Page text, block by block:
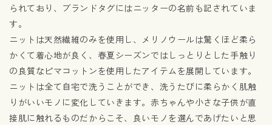
られており、ブランドタグにはニッターの名前も記されていま
す。
ニットは天然繊維のみを使用し、メリノウールは驚くほど柔ら
かくて着心地が良く、春夏シーズンではしっとりとした手触り
の良質なピマコットンを使用したアイテムを展開しています。
ニットは全て自宅で洗うことができ、洗うたびに柔らかく肌触
りがいいモノに変化していきます。赤ちゃんや小さな子供が直
接肌に触れるものだからこそ、良いモノを選んであげたいと思